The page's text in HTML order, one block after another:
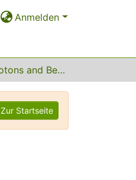
Anmelden
Writhing Photons and Berry Phases in Polarized Multiple Scattering
Zur Startseite